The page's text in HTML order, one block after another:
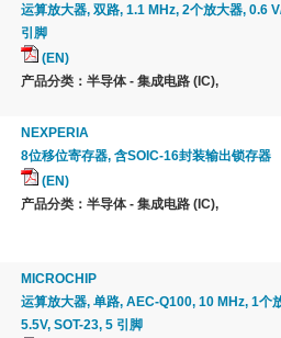
运算放大器, 双路, 1.1 MHz, 2个放大器, 0.6
引脚
(EN)
产品分类：半导体 - 集成电路 (IC),
NEXPERIA
8位移位寄存器, 含SOIC-16封装输出锁存器
(EN)
产品分类：半导体 - 集成电路 (IC),
MICROCHIP
运算放大器, 单路, AEC-Q100, 10 MHz, 1个
5.5V, SOT-23, 5 引脚